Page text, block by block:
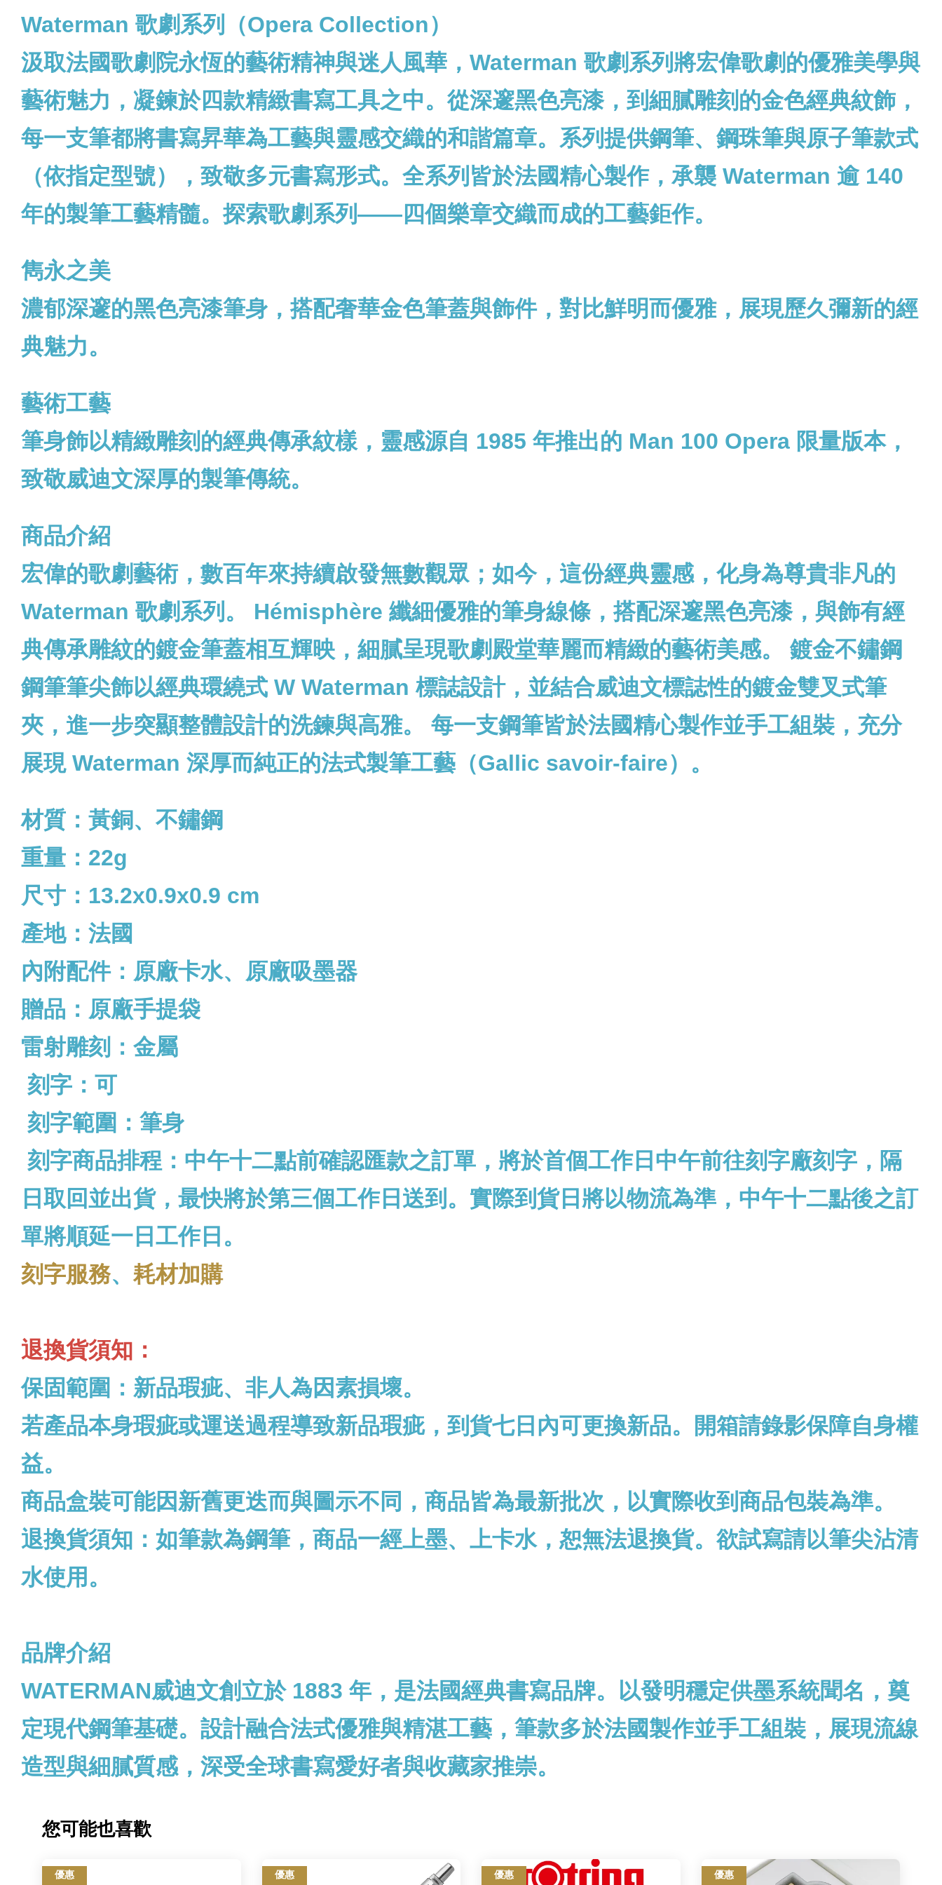
Waterman 歌劇系列（Opera Collection）
汲取法國歌劇院永恆的藝術精神與迷人風華，Waterman 歌劇系列將宏偉歌劇的優雅美學與
藝術魅力，凝鍊於四款精緻書寫工具之中。從深邃黑色亮漆，到細膩雕刻的金色經典紋飾，
每一支筆都將書寫昇華為工藝與靈感交織的和諧篇章。系列提供鋼筆、鋼珠筆與原子筆款式
（依指定型號），致敬多元書寫形式。全系列皆於法國精心製作，承襲 Waterman 逾 140
年的製筆工藝精髓。探索歌劇系列——四個樂章交織而成的工藝鉅作。
雋永之美
濃郁深邃的黑色亮漆筆身，搭配奢華金色筆蓋與飾件，對比鮮明而優雅，展現歷久彌新的經
典魅力。
藝術工藝
筆身飾以精緻雕刻的經典傳承紋樣，靈感源自 1985 年推出的 Man 100 Opera 限量版本，
致敬威迪文深厚的製筆傳統。
商品介紹
宏偉的歌劇藝術，數百年來持續啟發無數觀眾；如今，這份經典靈感，化身為尊貴非凡的
Waterman 歌劇系列。 Hémisphère 纖細優雅的筆身線條，搭配深邃黑色亮漆，與飾有經
典傳承雕紋的鍍金筆蓋相互輝映，細膩呈現歌劇殿堂華麗而精緻的藝術美感。 鍍金不鏽鋼
鋼筆筆尖飾以經典環繞式 W Waterman 標誌設計，並結合威迪文標誌性的鍍金雙叉式筆
夾，進一步突顯整體設計的洗鍊與高雅。 每一支鋼筆皆於法國精心製作並手工組裝，充分
展現 Waterman 深厚而純正的法式製筆工藝（Gallic savoir-faire）。
材質：黃銅、不鏽鋼
重量：22g
尺寸：13.2x0.9x0.9 cm
產地：法國
內附配件：原廠卡水、原廠吸墨器
贈品：原廠手提袋
雷射雕刻：金屬
刻字：可
刻字範圍：筆身
刻字商品排程：中午十二點前確認匯款之訂單，將於首個工作日中午前往刻字廠刻字，隔
日取回並出貨，最快將於第三個工作日送到。實際到貨日將以物流為準，中午十二點後之訂
單將順延一日工作日。
刻字服務、 耗材加購
退換貨須知：
保固範圍：新品瑕疵、非人為因素損壞。
若產品本身瑕疵或運送過程導致新品瑕疵，到貨七日內可更換新品。開箱請錄影保障自身權
益。
商品盒裝可能因新舊更迭而與圖示不同，商品皆為最新批次，以實際收到商品包裝為準。
退換貨須知：如筆款為鋼筆，商品一經上墨、上卡水，恕無法退換貨。欲試寫請以筆尖沾清
水使用。
品牌介紹
WATERMAN威迪文創立於 1883 年，是法國經典書寫品牌。以發明穩定供墨系統聞名，奠
定現代鋼筆基礎。設計融合法式優雅與精湛工藝，筆款多於法國製作並手工組裝，展現流線
造型與細膩質感，深受全球書寫愛好者與收藏家推崇。
您可能也喜歡
優惠 優惠 優惠 優惠